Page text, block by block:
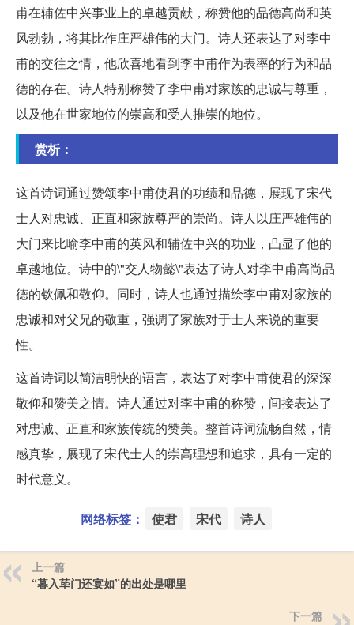
甫在辅佐中兴事业上的卓越贡献，称赞他的品德高尚和英
风勃勃，将其比作庄严雄伟的大门。诗人还表达了对李中
甫的交往之情，他欣喜地看到李中甫作为表率的行为和品
德的存在。诗人特别称赞了李中甫对家族的忠诚与尊重，
以及他在世家地位的崇高和受人推崇的地位。
赏析：
这首诗词通过赞颂李中甫使君的功绩和品德，展现了宋代
士人对忠诚、正直和家族尊严的崇尚。诗人以庄严雄伟的
大门来比喻李中甫的英风和辅佐中兴的功业，凸显了他的
卓越地位。诗中的\"交人物懿\"表达了诗人对李中甫高尚品
德的钦佩和敬仰。同时，诗人也通过描绘李中甫对家族的
忠诚和对父兄的敬重，强调了家族对于士人来说的重要
性。
这首诗词以简洁明快的语言，表达了对李中甫使君的深深
敬仰和赞美之情。诗人通过对李中甫的称赞，间接表达了
对忠诚、正直和家族传统的赞美。整首诗词流畅自然，情
感真挚，展现了宋代士人的崇高理想和追求，具有一定的
时代意义。
网络标签： 使君 宋代 诗人
上一篇
“暮入荜门还宴如”的出处是哪里
下一篇